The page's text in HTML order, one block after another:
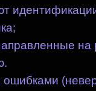
на
ошибками